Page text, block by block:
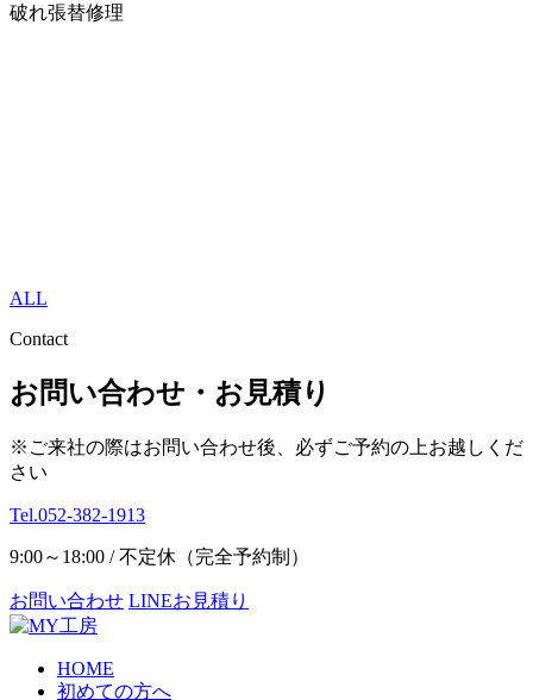
破れ張替修理
ALL
Contact
お問い合わせ・お見積り
※ご来社の際はお問い合わせ後、必ずご予約の上お越しくだ
さい
Tel.052-382-1913
9:00～18:00 / 不定休（完全予約制）
お問い合わせ LINEお見積り
HOME
初めての方へ